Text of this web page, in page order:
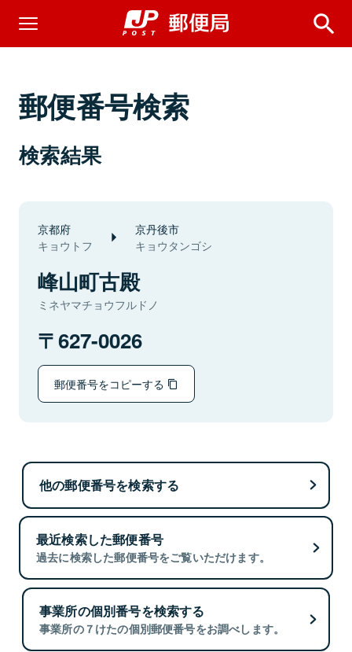
郵便番号検索
検索結果
京都府
キョウトフ
京丹後市
キョウタンゴシ
峰山町古殿
ミネヤマチョウフルドノ
627-0026
郵便番号をコピーする
他の郵便番号を検索する
最近検索した郵便番号
過去に検索した郵便番号をご覧いただけます。
事業所の個別番号を検索する
事業所の７けたの個別郵便番号をお調べします。